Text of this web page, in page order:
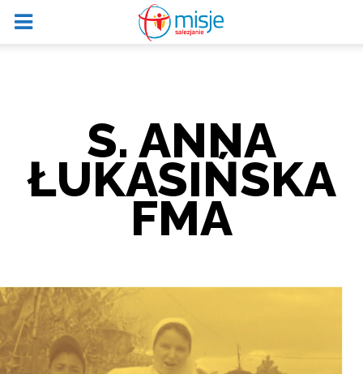
S. ANNA
ŁUKASIŃSKA
FMA